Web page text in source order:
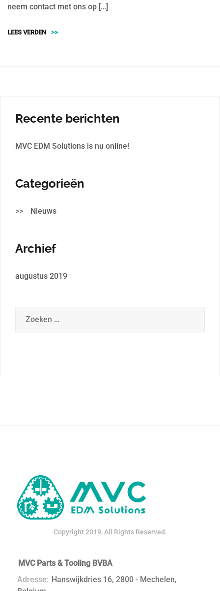
neem contact met ons op […]
LEES VERDEN >>
Recente berichten
MVC EDM Solutions is nu online!
Categorieën
Nieuws
Archief
augustus 2019
Copyright 2019, All Rights Reserved.
MVC Parts & Tooling BVBA
Adresse: Hanswijkdries 16, 2800 - Mechelen,